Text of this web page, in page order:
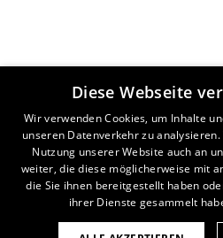
Diese Webseite
Wir verwenden Cookies, um Inhalte
unseren Datenverkehr zu
Nutzung unserer Website auch an
weiter, die diese möglicherweise mit
die Sie ihnen bereitgestellt haben
ihrer Dienste gesammelt